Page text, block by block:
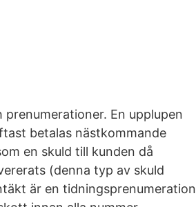
En upplupen
betalas nästkommande
en skuld till kunden då
(denna typ av skuld
är en tidningsprenumeration